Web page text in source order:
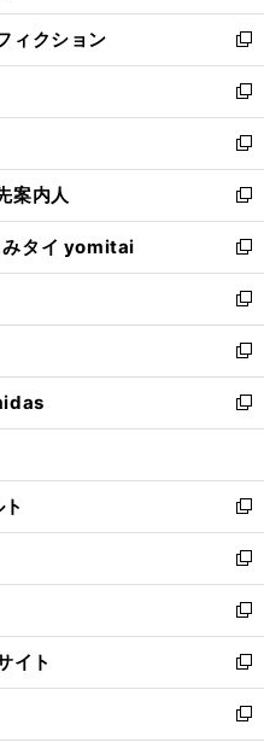
開
く
ウ
で
開
く
ン
ド
ウ
で
開
く
ウ
ィ
ン
ド
ウ
で
開
く
ィクション
新
し
い
ウ
ィ
ン
ド
ウ
で
開
く
新
し
い
ウ
ィ
ン
ド
ウ
で
開
く
新
し
い
ウ
ィ
ン
ド
ウ
で
開
く
案内人
新
し
い
ウ
ィ
ン
ド
ウ
で
開
みタイ yomitai
新
し
い
ウ
ィ
ン
ド
ウ
開
く
新
し
い
ウ
ィ
ン
ウ
で
開
く
新
し
い
ウ
ン
ド
ウ
で
開
く
新
し
ウ
ィ
ン
ド
ウ
で
開
く
新
し
い
ウ
ィ
ン
ド
ウ
で
開
新
し
い
ウ
ィ
ン
ド
ウ
新
し
い
ウ
ィ
ン
イト
新
し
い
ウ
新